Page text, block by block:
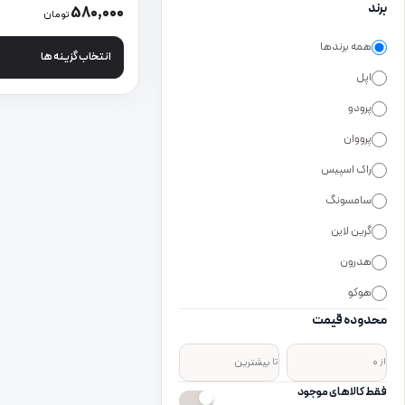
برند
همه برندها
اپل
پرودو
پرووان
راک اسپیس
سامسونگ
گرین لاین
هدرون
هوکو
محدوده قیمت
از تا
فقط کالاهای موجود
580,000تومان
انتخاب گزینه ها